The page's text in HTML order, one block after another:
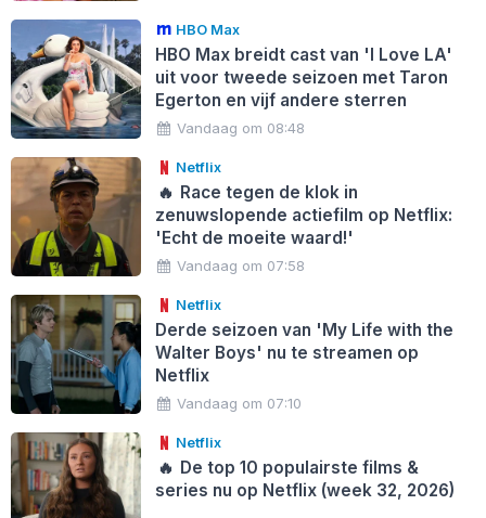
HBO Max
HBO Max breidt cast van 'I Love LA'
uit voor tweede seizoen met Taron
Egerton en vijf andere sterren
Vandaag om 08:48
Netflix
🔥 Race tegen de klok in
zenuwslopende actiefilm op Netflix:
'Echt de moeite waard!'
Vandaag om 07:58
Netflix
Derde seizoen van 'My Life with the
Walter Boys' nu te streamen op
Netflix
Vandaag om 07:10
Netflix
🔥 De top 10 populairste films &
series nu op Netflix (week 32, 2026)